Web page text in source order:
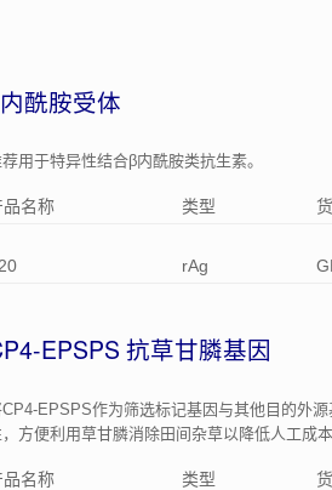
酰胺受体
用于特异性结合β内酰胺类抗生素。
品名称 类型
rAg
EPSPS 抗草甘膦基因
EPSPS作为筛选标记基因与其他目的外
方便利用草甘膦消除田间杂草以降低人工成本
品名称 类型